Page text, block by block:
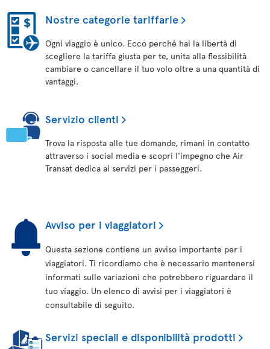
Nostre categorie tariffarie
Ogni viaggio è unico. Ecco perché hai la libertà di
scegliere la tariffa giusta per te, unita alla flessibilità
cambiare o cancellare il tuo volo oltre a una quantità di
vantaggi.
Servizio clienti
Trova la risposta alle tue domande, rimani in contatto
attraverso i social media e scopri l'impegno che Air
Transat dedica ai servizi per i passeggeri.
Avviso per i viaggiatori
Questa sezione contiene un avviso importante per i
viaggiatori. Ti ricordiamo che è necessario mantenersi
informati sulle variazioni che potrebbero riguardare il
tuo viaggio. Un elenco di avvisi per i viaggiatori è
consultabile di seguito.
Servizi speciali e disponibilità prodotti